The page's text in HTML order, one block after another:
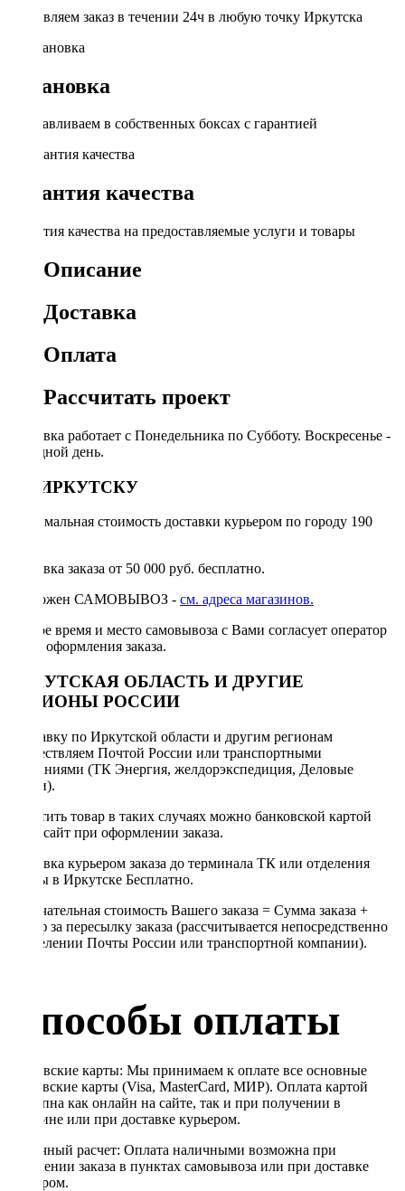
Доставляем заказ в течении 24ч в любую точку Иркутска
Установка
Устанавливаем в собственных боксах с гарантией
Гарантия качества
Гарантия качества на предоставляемые услуги и товары
Описание
Доставка
Оплата
Рассчитать проект
Доставка работает с Понедельника по Субботу. Воскресенье -
выходной день.
ПО ИРКУТСКУ
Минимальная стоимость доставки курьером по городу 190
Доставка заказа от 50 000 руб. бесплатно.
Возможен САМОВЫВОЗ - см. адреса магазинов.
Точное время и место самовывоза с Вами согласует оператор
после оформления заказа.
ИРКУТСКАЯ ОБЛАСТЬ И ДРУГИЕ
РЕГИОНЫ РОССИИ
Отправку по Иркутской области и другим регионам
осуществляем Почтой России или транспортными
компаниями (ТК Энергия, желдорэкспедиция, Деловые
линии).
Оплатить товар в таких случаях можно банковской картой
через сайт при оформлении заказа.
Доставка курьером заказа до терминала ТК или отделения
Почты в Иркутске Бесплатно.
Окончательная стоимость Вашего заказа = Сумма заказа +
Тариф за пересылку заказа (рассчитывается непосредственно
в отделении Почты России или транспортной компании).
Способы оплаты
Банковские карты: Мы принимаем к оплате все основные
банковские карты (Visa, MasterCard, МИР). Оплата картой
доступна как онлайн на сайте, так и при получении в
магазине или при доставке курьером.
Наличный расчет: Оплата наличными возможна при
получении заказа в пунктах самовывоза или при доставке
курьером.